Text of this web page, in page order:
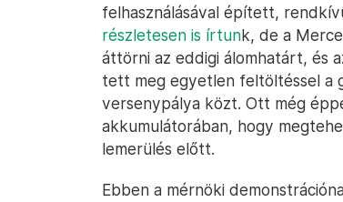
felhasználásával épített,
részletesen is írtunk, de a
áttörni az eddigi álomhatárt, és
tett meg egyetlen feltöltéssel a
versenypálya közt. Ott még
akkumulátorában, hogy
lemerülés előtt.
Ebben a mérnöki